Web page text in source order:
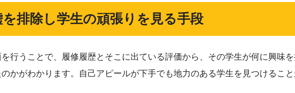
を排除し学生の頑張りを見る手段
行うことで、履修履歴とそこに出ている評価から、その学生が何に興味
かがわかります。自己アピールが下手でも地力のある学生を見つけるこ